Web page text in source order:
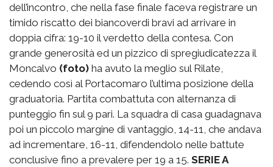
dell’incontro, che nella fase finale faceva registrare un
timido riscatto dei biancoverdi bravi ad arrivare in
doppia cifra: 19-10 il verdetto della contesa. Con
grande generosità ed un pizzico di spregiudicatezza il
Moncalvo (foto) ha avuto la meglio sul Rilate,
cedendo così al Portacomaro l’ultima posizione della
graduatoria. Partita combattuta con alternanza di
punteggio fin sul 9 pari. La squadra di casa guadagnava
poi un piccolo margine di vantaggio, 14-11, che andava
ad incrementare, 16-11, difendendolo nelle battute
conclusive fino a prevalere per 19 a 15. SERIE A